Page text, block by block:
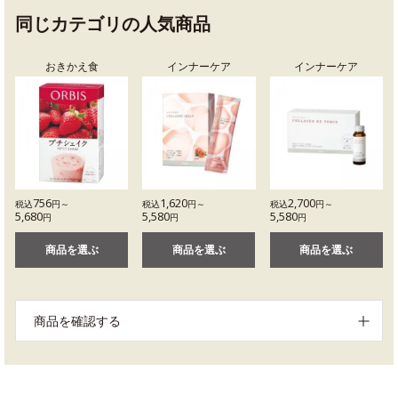
同じカテゴリの人気商品
おきかえ食
税込756円～
5,680円
商品を選ぶ
インナーケア
税込1,620円～
5,580円
商品を選ぶ
インナーケア
税込2,700円～
5,580円
商品を選ぶ
商品を確認する